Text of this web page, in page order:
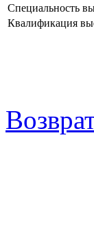
Специальность
Квалификация